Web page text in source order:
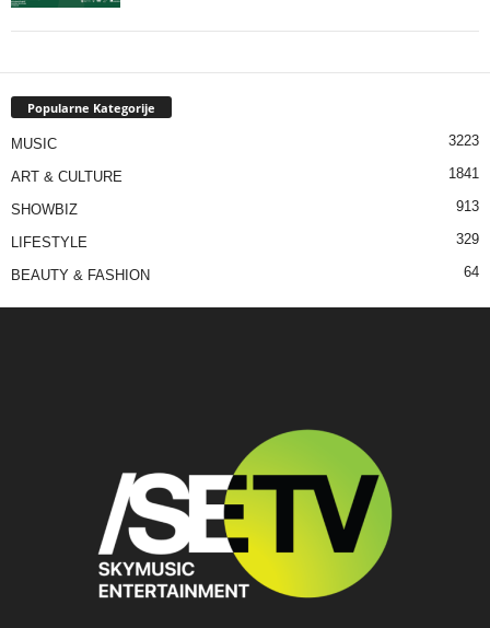
Popularne Kategorije
MUSIC 3223
ART & CULTURE 1841
SHOWBIZ 913
LIFESTYLE 329
BEAUTY & FASHION 64